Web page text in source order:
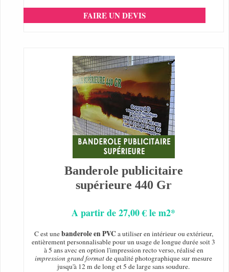
FAIRE UN DEVIS
Banderole publicitaire
supérieure 440 Gr
A partir de 27,00 € le m2*
C est unebanderole en PVC a utiliser en intérieur ou extérieur,
entièrement personnalisable pour un usage de longue durée soit 3
à 5 ans avec en option l'impression recto verso, réalisé en
impression grand formatde qualité photographique sur mesure
jusqu'à 12 m de long et 5 de large sans soudure.